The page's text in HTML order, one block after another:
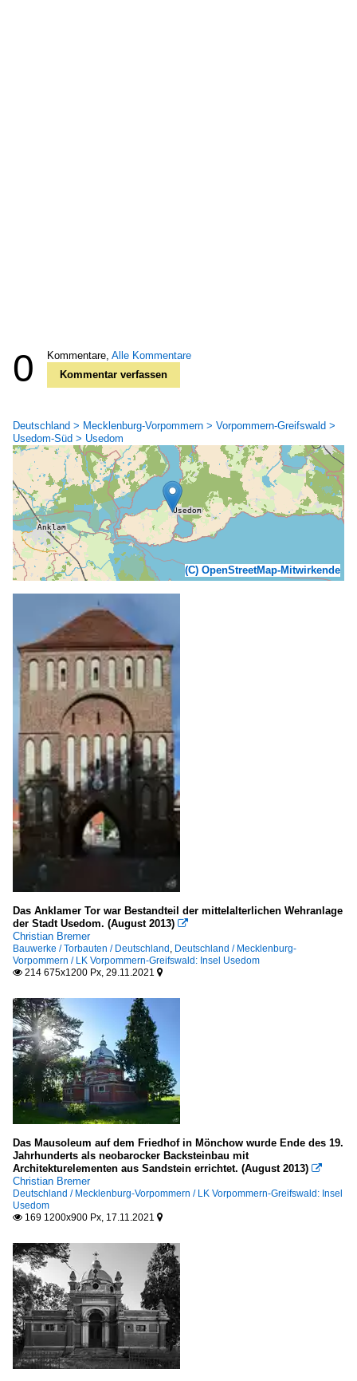
0 Kommentare, Alle Kommentare
Kommentar verfassen
Deutschland > Mecklenburg-Vorpommern > Vorpommern-Greifswald >
Usedom-Süd > Usedom
(C) OpenStreetMap-Mitwirkende
Das Anklamer Tor war Bestandteil der mittelalterlichen Wehranlage
der Stadt Usedom. (August 2013) 
Christian Bremer
Bauwerke / Torbauten / Deutschland , Deutschland / Mecklenburg-
Vorpommern / LK Vorpommern-Greifswald: Insel Usedom
 214 675x1200 Px, 29.11.2021 
Das Mausoleum auf dem Friedhof in Mönchow wurde Ende des 19.
Jahrhunderts als neobarocker Backsteinbau mit
Architekturelementen aus Sandstein errichtet. (August 2013) 
Christian Bremer
Deutschland / Mecklenburg-Vorpommern / LK Vorpommern-Greifswald: Insel
Usedom
 169 1200x900 Px, 17.11.2021 